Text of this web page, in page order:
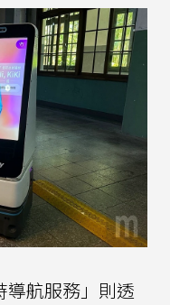
導航服務」則透